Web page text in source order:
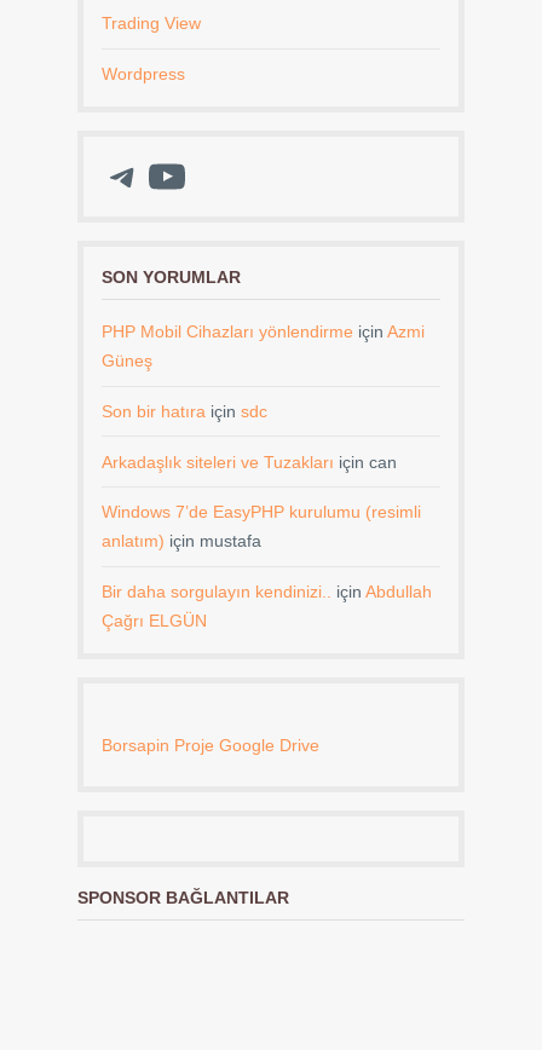
Trading View
Wordpress
Telegram
YouTube
SON YORUMLAR
PHP Mobil Cihazları yönlendirme için Azmi
Güneş
Son bir hatıra için sdc
Arkadaşlık siteleri ve Tuzakları için can
Windows 7’de EasyPHP kurulumu (resimli
anlatım) için mustafa
Bir daha sorgulayın kendinizi.. için Abdullah
Çağrı ELGÜN
Borsapin Proje Google Drive
SPONSOR BAĞLANTILAR